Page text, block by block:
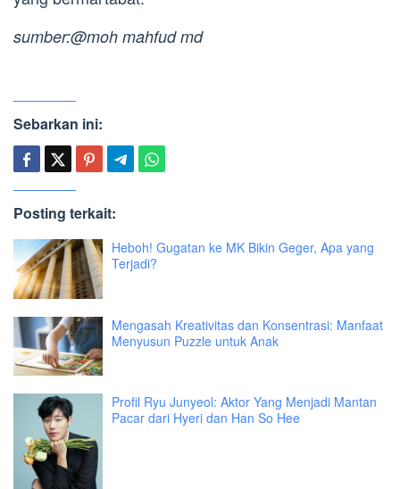
sumber:@moh mahfud md
Sebarkan ini:
Posting terkait:
Heboh! Gugatan ke MK Bikin Geger, Apa yang
Terjadi?
Mengasah Kreativitas dan Konsentrasi: Manfaat
Menyusun Puzzle untuk Anak
Profil Ryu Junyeol: Aktor Yang Menjadi Mantan
Pacar dari Hyeri dan Han So Hee